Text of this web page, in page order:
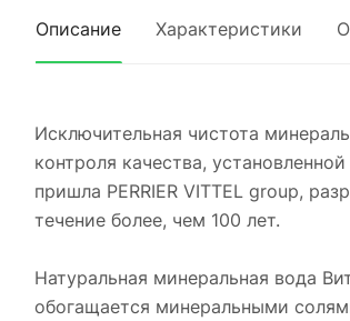
Описание Характеристики
Исключительная чистота
контроля качества,
пришла PERRIER VITTEL group,
течение более, чем 100 лет.
Натуральная минеральная вода
обогащается минеральными